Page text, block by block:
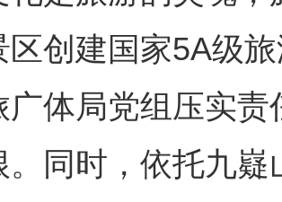
区创建国家5A级
广体局党组压实
。同时，依托九